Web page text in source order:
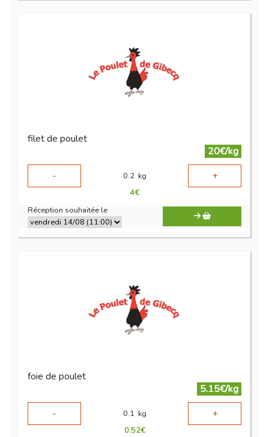
filet de poulet
20€/kg
-
0.2 kg +
4€
Réception souhaitée le
foie de poulet
5.15€/kg
-
0.1 kg +
0.52€